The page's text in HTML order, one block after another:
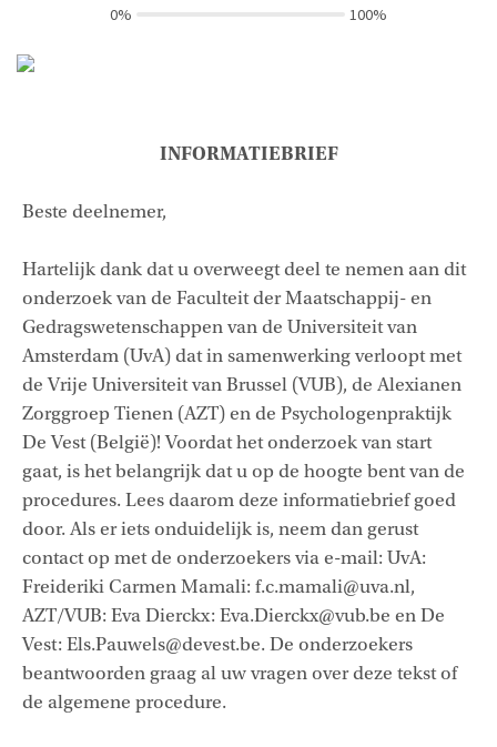
INFORMATIEBRIEF
Beste deelnemer,
Hartelijk dank dat u overweegt deel te nemen aan dit
onderzoek van de Faculteit der Maatschappij- en
Gedragswetenschappen van de Universiteit van
Amsterdam (UvA) dat in samenwerking verloopt met
de Vrije Universiteit van Brussel (VUB), de Alexianen
Zorggroep Tienen (AZT) en de Psychologenpraktijk
De Vest (België)! Voordat het onderzoek van start
gaat, is het belangrijk dat u op de hoogte bent van de
procedures. Lees daarom deze informatiebrief goed
door. Als er iets onduidelijk is, neem dan gerust
contact op met de onderzoekers via e-mail: UvA:
Freideriki Carmen Mamali: f.c.mamali@uva.nl,
AZT/VUB: Eva Dierckx: Eva.Dierckx@vub.be en De
Vest: Els.Pauwels@devest.be. De onderzoekers
beantwoorden graag al uw vragen over deze tekst of
de algemene procedure.
0% 100%